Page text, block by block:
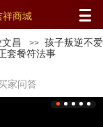
祥商城
昌 >> 孩子叛逆不爱
套餐符法事
家问答